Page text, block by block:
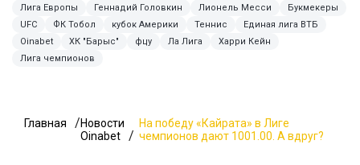
Лига Европы
Геннадий Головкин Лионель Месси
Букмекеры
UFC
ФК Тобол кубок Америки Теннис
Единая лига ВТБ
Oinabet
ХК "Барыс" фцу Ла Лига
Харри Кейн
Лига чемпионов
Главная
Новости
Oinabet
На победу «Кайрата» в Лиге
чемпионов дают 1001.00. А вдруг?